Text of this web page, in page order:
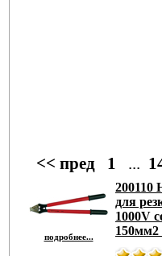
<< пред 1 ...
подробнее...
для
1000V
150мм2